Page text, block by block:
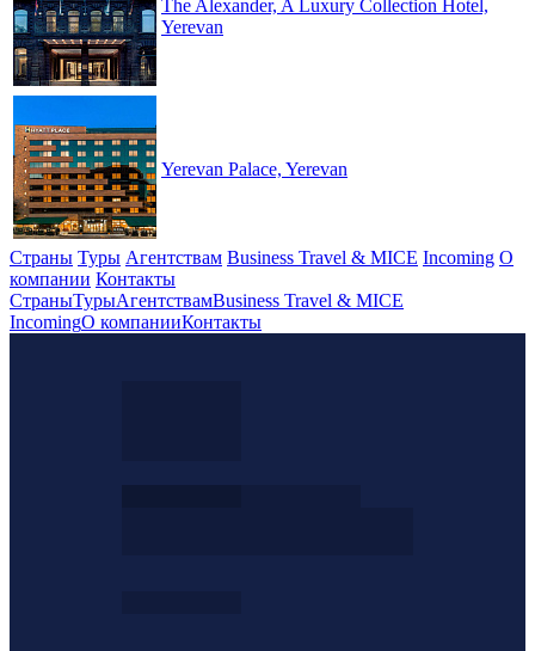
The Alexander, A Luxury Collection Hotel,
Yerevan
Yerevan Palace, Yerevan
Страны Туры Агентствам Business Travel & MICE Incoming О
компании Контакты
СтраныТурыАгентствамBusiness Travel & MICE
IncomingО компанииКонтакты